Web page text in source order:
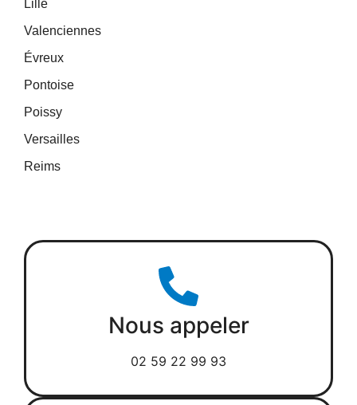
Lille
Valenciennes
Évreux
Pontoise
Poissy
Versailles
Reims
Nous appeler
02 59 22 99 93